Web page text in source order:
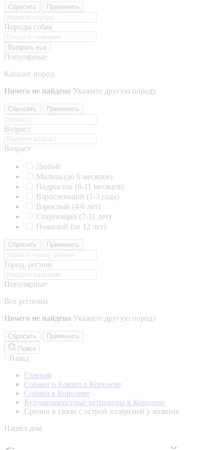
Сбросить Применить
Породы собак
Выбрать все
Популярные
Каталог пород
Ничего не найдено Укажите другую породу
Сбросить Применить
Возраст
Возраст
Любой
Малыш (до 6 месяцев)
Подросток (6-11 месяцев)
Взрослеющий (1-3 года)
Взрослый (4-6 лет)
Стареющий (7-11 лет)
Пожилой (от 12 лет)
Сбросить Применить
Город, регион
Популярные
Все регионы
Ничего не найдено Укажите другую породу
Сбросить
Применить
Поиск
Назад
Главная
Собаки и Кошки в Королеве
Собаки в Королеве
Курчавошерстные ретриверы в Королеве
Срочно в связи с острой аллергией у хозяина
Нашел дом